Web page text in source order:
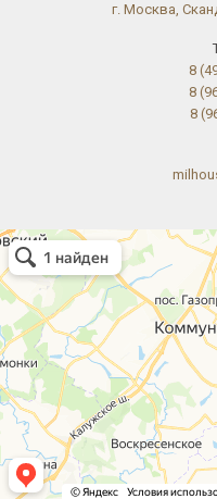
г. Москва,
8
8
8
Челябинск
Скандинавский бульвар,